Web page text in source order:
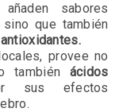
sabores
que también
provee no
también ácidos
sus efectos